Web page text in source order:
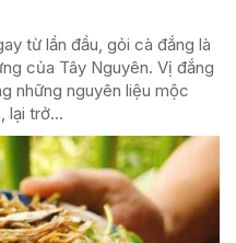
từ lần đầu, gỏi cà đắng là
của Tây Nguyên. Vị đắng
những nguyên liệu mộc
lại trở...